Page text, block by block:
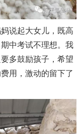
说起大女儿，既高
中考试不理想。我
多鼓励孩子，希望
用，激动的留下了